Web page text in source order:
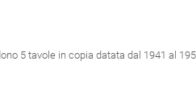
5 tavole in copia datata dal 1941 al